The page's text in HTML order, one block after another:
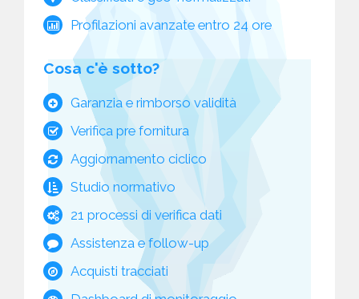
Profilazioni avanzate entro 24 ore
Cosa c'è sotto?
Garanzia e rimborso validità
Verifica pre fornitura
Aggiornamento ciclico
Studio normativo
21 processi di verifica dati
Assistenza e follow-up
Acquisti tracciati